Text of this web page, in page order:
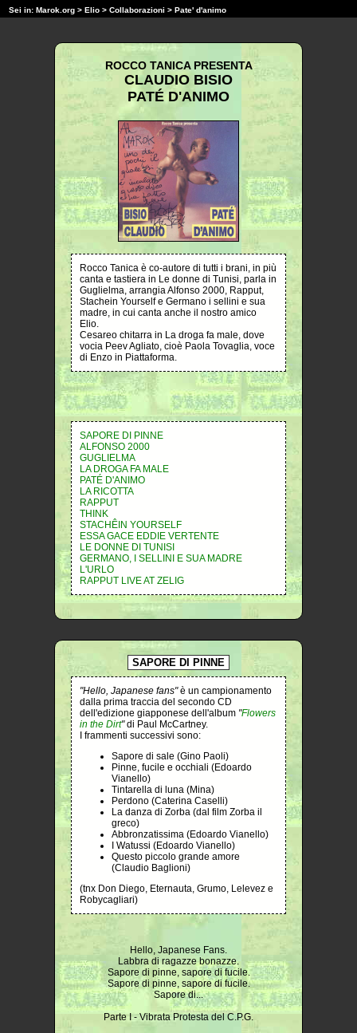
Sei in: Marok.org > Elio > Collaborazioni > Pate' d'animo
ROCCO TANICA PRESENTA
CLAUDIO BISIO
PATÉ D'ANIMO
Rocco Tanica è co-autore di tutti i brani, in più
canta e tastiera in Le donne di Tunisi, parla in
Guglielma, arrangia Alfonso 2000, Rapput,
Stachein Yourself e Germano i sellini e sua
madre, in cui canta anche il nostro amico
Elio.
Cesareo chitarra in La droga fa male, dove
vocia Peev Agliato, cioè Paola Tovaglia, voce
di Enzo in Piattaforma.
SAPORE DI PINNE
ALFONSO 2000
GUGLIELMA
LA DROGA FA MALE
PATÉ D'ANIMO
LA RICOTTA
RAPPUT
THINK
STACHÊIN YOURSELF
ESSA GACE EDDIE VERTENTE
LE DONNE DI TUNISI
GERMANO, I SELLINI E SUA MADRE
L'URLO
RAPPUT LIVE AT ZELIG
SAPORE DI PINNE
"Hello, Japanese fans"è un campionamento
dalla prima traccia del secondo CD
dell'edizione giapponese dell'album "Flowers
in the Dirt"di Paul McCartney.
I frammenti successivi sono:
Sapore di sale (Gino Paoli)
Pinne, fucile e occhiali (Edoardo
Vianello)
Tintarella di luna (Mina)
Perdono (Caterina Caselli)
La danza di Zorba (dal film Zorba il
greco)
Abbronzatissima (Edoardo Vianello)
I Watussi (Edoardo Vianello)
Questo piccolo grande amore
(Claudio Baglioni)
(tnx Don Diego, Eternauta, Grumo, Lelevez e
Robycagliari)
Hello, Japanese Fans.
Labbra di ragazze bonazze.
Sapore di pinne, sapore di fucile.
Sapore di pinne, sapore di fucile.
Sapore di...
Parte I - Vibrata Protesta del C.P.G.